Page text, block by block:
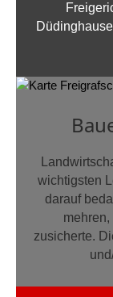
wichtigsten
darauf
zusicherte.